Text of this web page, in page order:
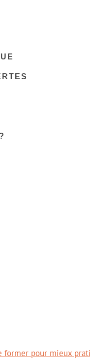
former pour mieux